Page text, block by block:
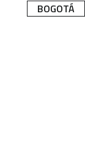
BOGOTÁ